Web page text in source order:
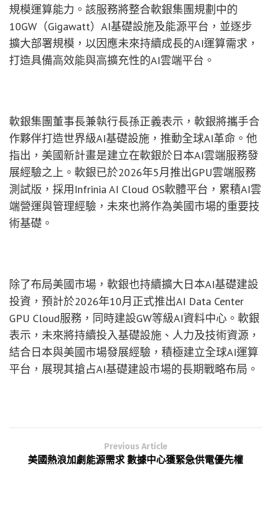
規模運算能力。該服務將整合軟銀集團規劃中的
10GW（Gigawatt）AI基礎設施及能源平台，並逐步
擴大部署規模，以因應未來持續成長的AI運算需求，
打造具備高效能與高擴充性的AI雲端平台。
軟銀集團董事長兼執行長孫正義表示，軟銀將攜手合
作夥伴打造世界級AI基礎設施，推動全球AI革命。他
指出，美國新計畫是建立在軟銀於日本AI雲端服務發
展經驗之上。軟銀已於2026年5月推出GPU雲端服務
測試版，採用Infrinia AI Cloud OS軟體平台，累積AI雲
端營運與管理經驗，未來也將作為美國市場的重要技
術基礎。
除了布局美國市場，軟銀也持續擴大日本AI基礎建設
投資，預計於2026年10月正式推出AI Data Center
GPU Cloud服務，同時建設GW等級AI資料中心。軟銀
表示，未來將持續投入基礎設施、人力及技術資源，
結合日本與美國市場發展經驗，積極建立全球AI運算
平台，展現其搶占AI基礎建設市場的長期戰略布局。
Previous Article
美國熱浪加劇能源需求 數據中心獲緊急供電優先權